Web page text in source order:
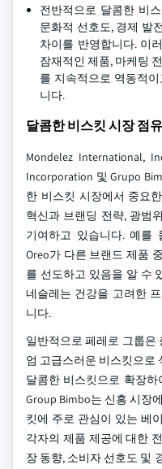
전반적으로 달콤한 비
문화적 선호도, 경제 발
차이를 반영합니다. 이
잠재적인 제품, 마케팅
를 지속적으로 역동적
니다.
달콤한 비스킷 시장 점
Mondelez International,
Incorporation 및 Grupo
한 비스킷 시장에서 중요
혁신과 브랜딩 전략, 광범
기여하고 있습니다. 예를
Oreo가 다른 브랜드 제품
를 선도하고 있음을 알 수
네슬레는 건강을 고려한
니다.
일반적으로 페레로 그룹은
엄 고급스러운 비스킷으로
달콤한 비스킷으로 확장
Group Bimbo는 신흥 시장
킷에 주로 관심이 있는 베
각자의 제품 제공에 대한
장 동향, 소비자 선호도 및